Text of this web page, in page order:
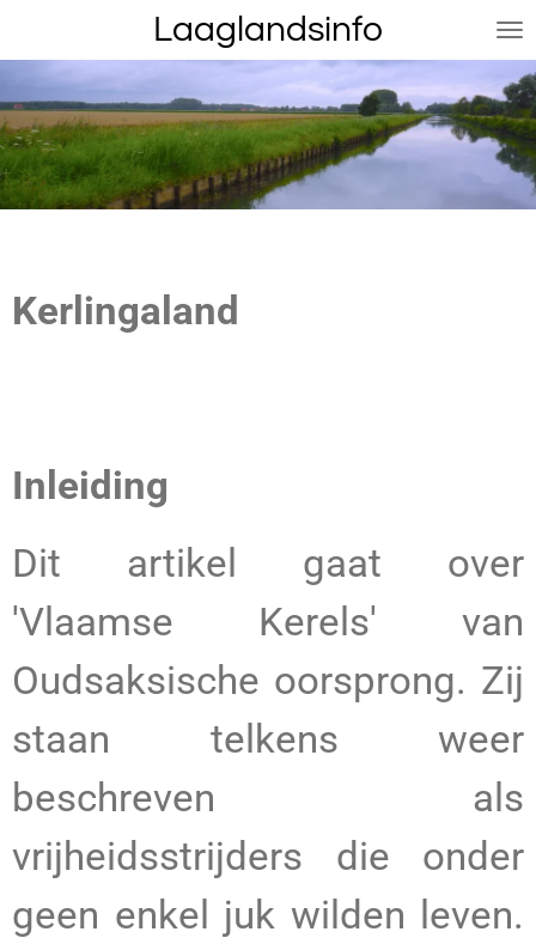
naar
de
hoofdinhoud
Laaglandsinfo
Kerlingaland
Inleiding
Dit artikel gaat over
'Vlaamse Kerels' van
Oudsaksische oorsprong. Zij
staan telkens weer
beschreven als
vrijheidsstrijders die onder
geen enkel juk wilden leven.